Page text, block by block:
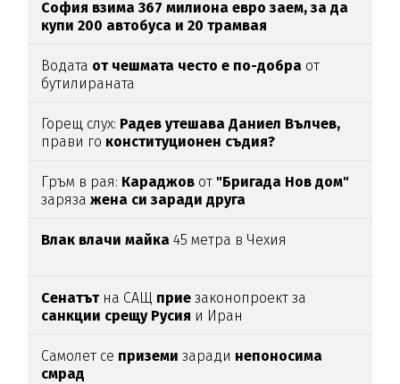
София взима 367 милиона евро заем, за да
купи 200 автобуса и 20 трамвая
Водата от чешмата често е по-добра от
бутилираната
Горещ слух: Радев утешава Даниел Вълчев,
прави го конституционен съдия?
Гръм в рая: Караджов от "Бригада Нов дом"
зарязажена си заради друга
Влак влачи майка 45 метра в Чехия
Сенатътна САЩ прие законопроект за
санкции срещу Русия и Иран
Самолет се приземи заради непоносима
смрад